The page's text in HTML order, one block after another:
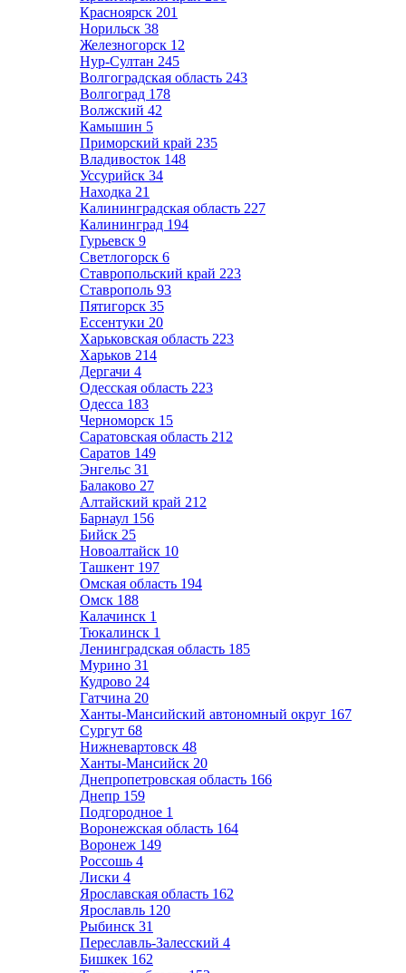
Красноярск 201
Норильск 38
Железногорск 12
Нур-Султан 245
Волгоградская область 243
Волгоград 178
Волжский 42
Камышин 5
Приморский край 235
Владивосток 148
Уссурийск 34
Находка 21
Калининградская область 227
Калининград 194
Гурьевск 9
Светлогорск 6
Ставропольский край 223
Ставрополь 93
Пятигорск 35
Ессентуки 20
Харьковская область 223
Харьков 214
Дергачи 4
Одесская область 223
Одесса 183
Черноморск 15
Саратовская область 212
Саратов 149
Энгельс 31
Балаково 27
Алтайский край 212
Барнаул 156
Бийск 25
Новоалтайск 10
Ташкент 197
Омская область 194
Омск 188
Калачинск 1
Тюкалинск 1
Ленинградская область 185
Мурино 31
Кудрово 24
Гатчина 20
Ханты-Мансийский автономный округ 167
Сургут 68
Нижневартовск 48
Ханты-Мансийск 20
Днепропетровская область 166
Днепр 159
Подгородное 1
Воронежская область 164
Воронеж 149
Россошь 4
Лиски 4
Ярославская область 162
Ярославль 120
Рыбинск 31
Переславль-Залесский 4
Бишкек 162